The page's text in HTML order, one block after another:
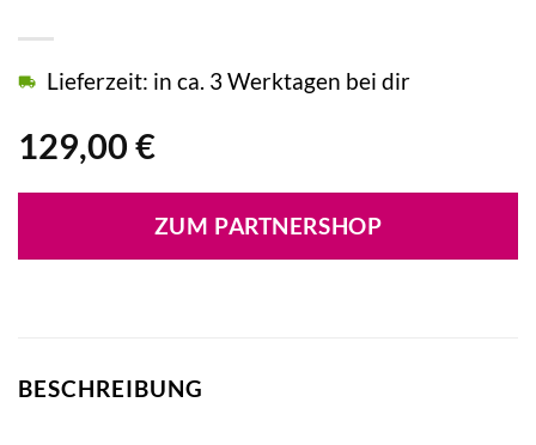
129,00 €
Lieferzeit: in ca. 3 Werktagen bei dir
ZUM PARTNERSHOP
BESCHREIBUNG